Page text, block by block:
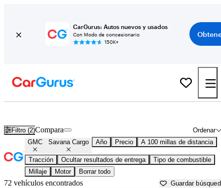
CarGurus: Autos nuevos y usados
Con Modo de concesionario
150K+
Filtro (2) Ordenar
Compara
GMC Savana Cargo Año Precio A 100 millas de distancia
Tracción Ocultar resultados de entrega
Tipo de combustible
Millaje
Motor Borrar todo
72 vehículos encontrados Guardar